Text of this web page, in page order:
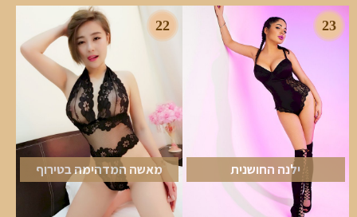
23
ילנה החושנית
22
מאשה המדהימה בטירוף